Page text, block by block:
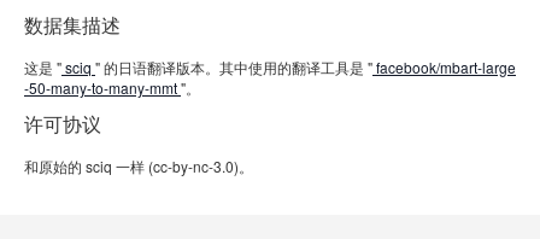
数据集描述
这是 "sciq " 的日语翻译版本。其中使用的翻译工具是 "facebook/mbart-large
-50-many-to-many-mmt"。
许可协议
和原始的 sciq 一样 (cc-by-nc-3.0)。